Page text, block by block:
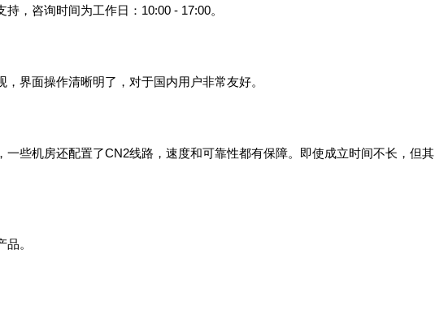
，咨询时间为工作日：10:00 - 17:00。
界面操作清晰明了，对于国内用户非常友好。
一些机房还配置了CN2线路，速度和可靠性都有保障。即使成立时间不长，但其
。